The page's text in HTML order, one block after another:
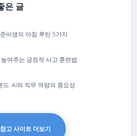
은 글
비생의 아침 루틴 5가지
여주는 긍정적 사고 훈련법
: AI와 직무 역량의 중요성
참고 사이트 더보기